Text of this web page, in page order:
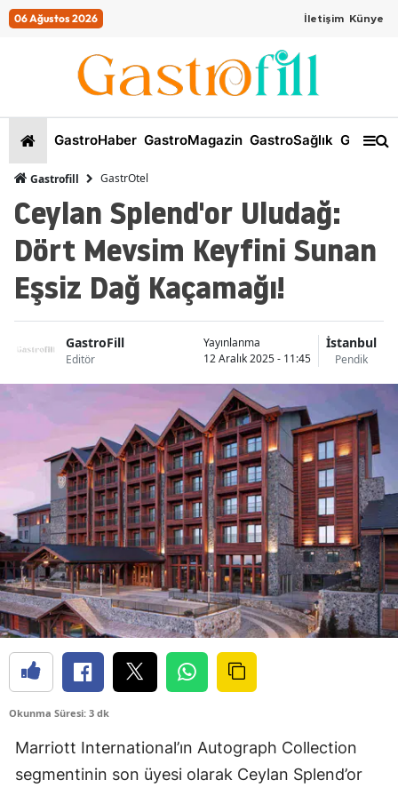
06 Ağustos 2026 İletişim Künye
GastroHaber GastroMagazin GastroSağlık
Gastrofill GastrOtel
Ceylan Splend'or Uludağ:
Dört Mevsim Keyfini Sunan
Eşsiz Dağ Kaçamağı!
GastroFill
Editör
Yayınlanma
12 Aralık 2025 - 11:45
İstanbul
Pendik
Okunma Süresi: 3 dk
Marriott International’ın Autograph Collection
segmentinin son üyesi olarak Ceylan Splend’or